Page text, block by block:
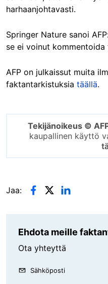
harhaanjohtavasti.
Springer Nature sanoi
se ei voinut
AFP on julkaissut muita
faktantarkistuksia täällä.
Tekijänoikeus ©
kaupallinen käyttö
Jaa:
Ehdota meille
Ota yhteyttä
Sähköposti